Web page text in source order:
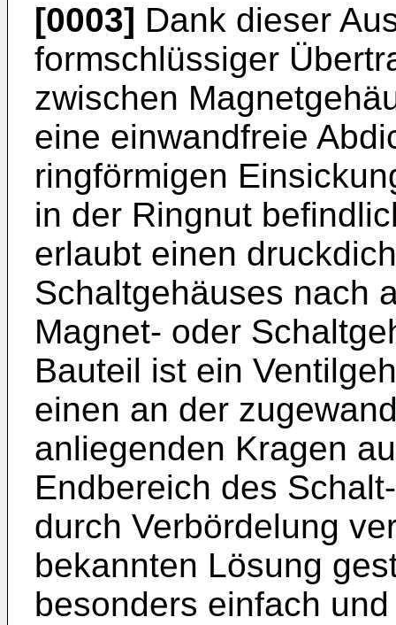
[0003] Dank dieser
formschlüssiger
zwischen
eine einwandfreie
ringförmigen
in der Ringnut
erlaubt einen
Schaltgehäuses nach
Magnet- oder
Bauteil ist ein
einen an der
anliegenden Kragen
Endbereich des
durch Verbördelung
bekannten Lösung
besonders einfach